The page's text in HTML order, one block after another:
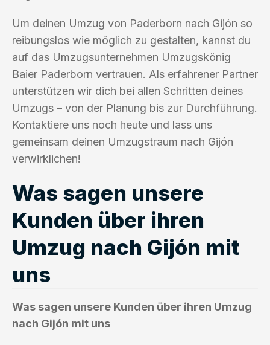
Um deinen Umzug von Paderborn nach Gijón so
reibungslos wie möglich zu gestalten, kannst du
auf das Umzugsunternehmen Umzugskönig
Baier Paderborn vertrauen. Als erfahrener Partner
unterstützen wir dich bei allen Schritten deines
Umzugs – von der Planung bis zur Durchführung.
Kontaktiere uns noch heute und lass uns
gemeinsam deinen Umzugstraum nach Gijón
verwirklichen!
Was sagen unsere
Kunden über ihren
Umzug nach Gijón mit
uns
Was sagen unsere Kunden über ihren Umzug
nach Gijón mit uns